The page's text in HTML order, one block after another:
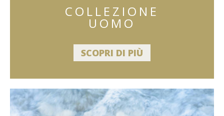
COLLEZIONE
UOMO
SCOPRI DI PIÙ